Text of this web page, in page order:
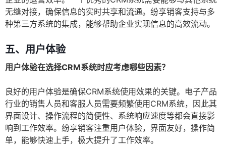
无缝对接，确保信息的实时共享和流通。纷享销客支持与多
种第三方系统的集成，能够帮助企业实现信息的高效流动。
五、用户体验
用户体验在选择CRM系统时应考虑哪些因素？
良好的用户体验是确保CRM系统使用效果的关键。电子产品
行业的销售人员和客服人员需要频繁使用CRM系统，因此其
界面设计、操作流程的简便性、系统响应速度等都会直接影
响到工作效率。纷享销客注重用户体验，界面友好，操作简
单，能够快速上手，极大提升了工作效率。